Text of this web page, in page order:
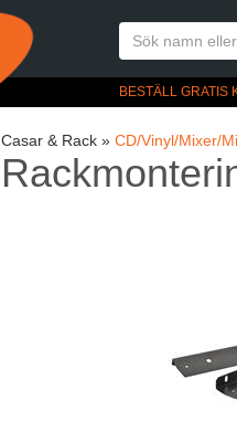
BESTÄLL GRATIS
Casar & Rack »CD/Vinyl/Mixer/